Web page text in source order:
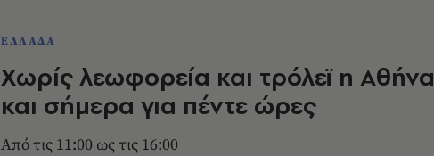
ΕΛΛΑΔΑ
Χωρίς λεωφορεία και τρόλεϊ η Αθήνα
και σήμερα για πέντε ώρες
Από τις 11:00 ως τις 16:00